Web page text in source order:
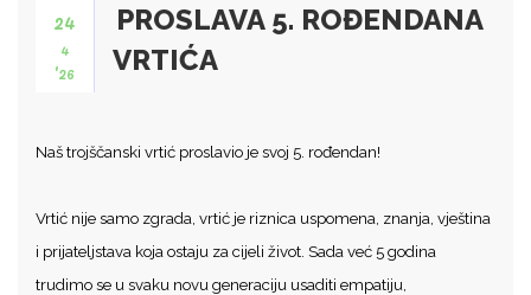
24
4
'26
PROSLAVA 5. ROĐENDANA
VRTIĆA
Naš trojščanski vrtić proslavio je svoj 5. rođendan!
Vrtić nije samo zgrada, vrtić je riznica uspomena, znanja, vještina
i prijateljstava koja ostaju za cijeli život. Sada već 5 godina
trudimo se u svaku novu generaciju usaditi empatiju,